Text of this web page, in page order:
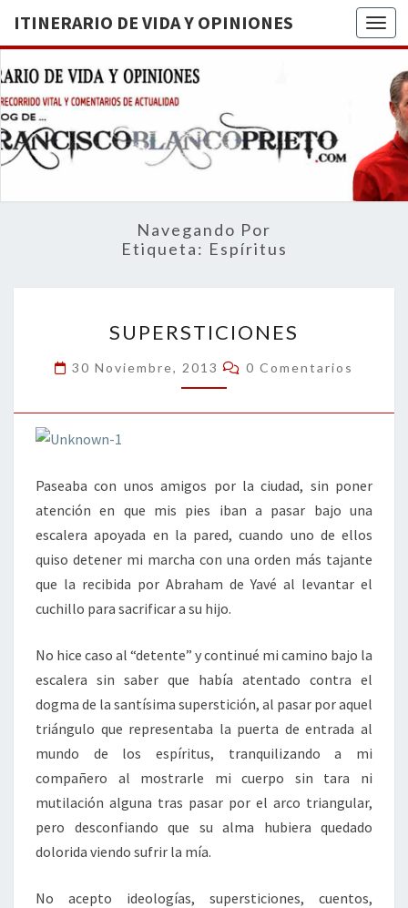
ITINERARIO DE VIDA Y OPINIONES
DE
BREVE
RECORRIDO
VITAL Y
ACTUALIDAD
Navegando Por
Etiqueta: Espíritus
SUPERSTICIONES
30 Noviembre, 2013 Comentarios
0 Comentarios
Paseaba con unos amigos por la ciudad, sin poner
atención en que mis pies iban a pasar bajo una
escalera apoyada en la pared, cuando uno de ellos
quiso detener mi marcha con una orden más tajante
que la recibida por Abraham de Yavé al levantar el
cuchillo para sacrificar a su hijo.
No hice caso al “detente” y continué mi camino bajo la
escalera sin saber que había atentado contra el
dogma de la santísima superstición, al pasar por aquel
triángulo que representaba la puerta de entrada al
mundo de los espíritus, tranquilizando a mi
compañero al mostrarle mi cuerpo sin tara ni
mutilación alguna tras pasar por el arco triangular,
pero desconfiando que su alma hubiera quedado
dolorida viendo sufrir la mía.
No acepto ideologías, supersticiones, cuentos,